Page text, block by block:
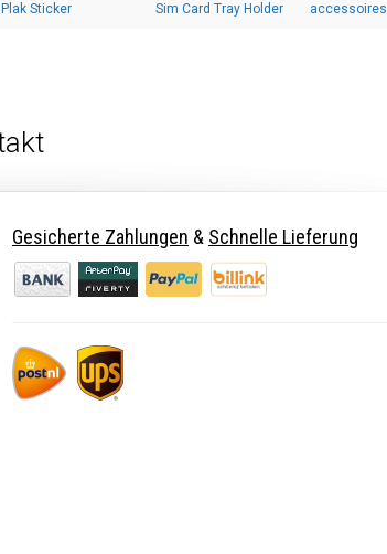
Plak Sticker
Sim Card Tray Holder
accessoires
Gesicherte Zahlungen & Schnelle Lieferung